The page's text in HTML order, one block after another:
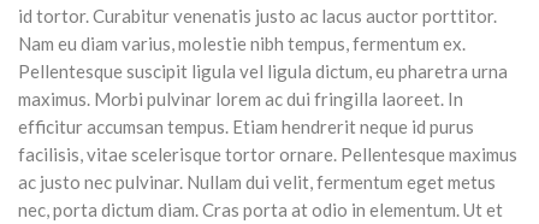
id tortor. Curabitur venenatis justo ac lacus auctor porttitor.
Nam eu diam varius, molestie nibh tempus, fermentum ex.
Pellentesque suscipit ligula vel ligula dictum, eu pharetra urna
maximus. Morbi pulvinar lorem ac dui fringilla laoreet. In
efficitur accumsan tempus. Etiam hendrerit neque id purus
facilisis, vitae scelerisque tortor ornare. Pellentesque maximus
ac justo nec pulvinar. Nullam dui velit, fermentum eget metus
nec, porta dictum diam. Cras porta at odio in elementum. Ut et